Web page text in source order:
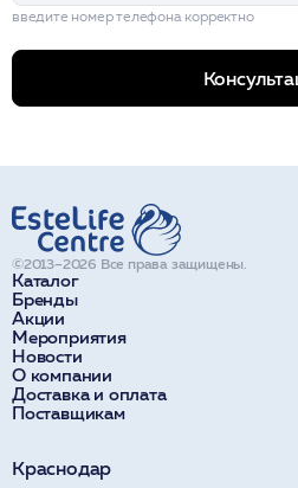
введите номер телефона корректно
Каталог
Бренды
Акции
Мероприятия
Новости
О компании
Доставка и оплата
Поставщикам
©2013–2026 Все права защищены.
Краснодар